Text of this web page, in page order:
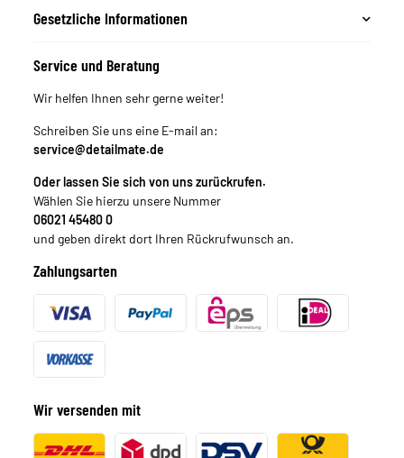
Gesetzliche Informationen
Service und Beratung
Wir helfen Ihnen sehr gerne weiter!
Schreiben Sie uns eine E-mail an:
service@detailmate.de
Oder lassen Sie sich von uns zurückrufen.
Wählen Sie hierzu unsere Nummer
06021 45480 0
und geben direkt dort Ihren Rückrufwunsch an.
Zahlungsarten
Wir versenden mit